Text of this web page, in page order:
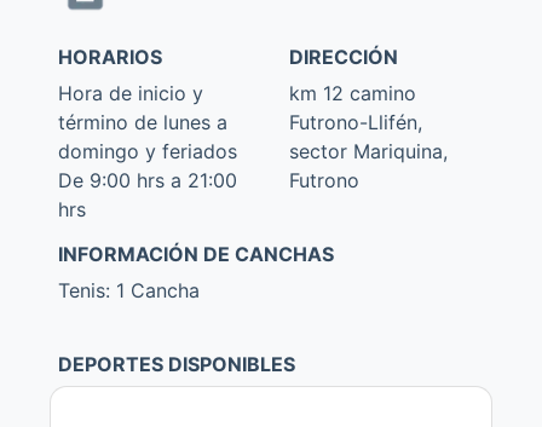
HORARIOS
Hora de inicio y
término de lunes a
domingo y feriados
De 9:00 hrs a 21:00
hrs
DIRECCIÓN
km 12 camino
Futrono-Llifén,
sector Mariquina,
Futrono
INFORMACIÓN DE CANCHAS
Tenis: 1 Cancha
DEPORTES DISPONIBLES